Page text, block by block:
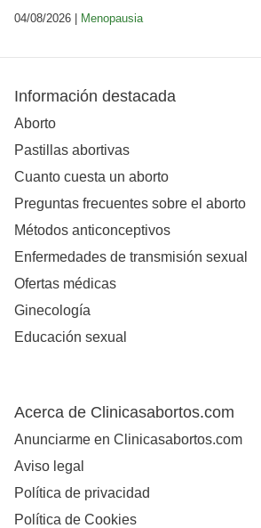
04/08/2026 | Menopausia
Información destacada
Aborto
Pastillas abortivas
Cuanto cuesta un aborto
Preguntas frecuentes sobre el aborto
Métodos anticonceptivos
Enfermedades de transmisión sexual
Ofertas médicas
Ginecología
Educación sexual
Acerca de Clinicasabortos.com
Anunciarme en Clinicasabortos.com
Aviso legal
Política de privacidad
Política de Cookies